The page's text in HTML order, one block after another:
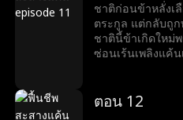
ชาติก่อนข้าหลั่งเ
ตระกูล แต่กลับถู
ชาตินี้ข้าเกิดใหม่
ซ่อนเร้นเพลิงแค้
ความทรมานที่ข้า
ตอน 12